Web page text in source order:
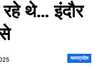
थे… इंदौर
मध्यप्रदेश